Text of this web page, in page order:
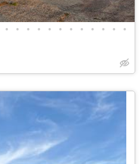
• • • • • • • • • • • •